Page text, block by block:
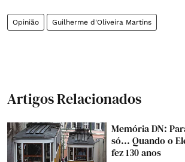
Opinião Guilherme d'Oliveira Martins
Artigos Relacionados
Memória DN:
só... Quando o
fez 130 anos